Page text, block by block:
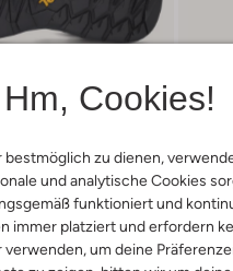
Hm, Cookies!
bestmöglich zu dienen,
und analytische Cookies
funktioniert und
immer platziert und erfordern
verwenden, um deine
Lieferung &